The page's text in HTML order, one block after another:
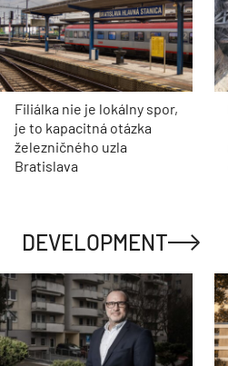
Filiálka nie je lokálny spor,
je to kapacitná otázka
železničného uzla
Bratislava
DEVELOPMENT